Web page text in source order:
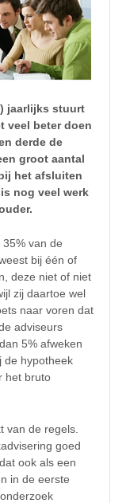
jaarlijks stuurt
veel beter doen
derde de
groot aantal
het afsluiten
nog veel werk
van de
bij één of
deze niet of niet
zij daartoe wel
naar voren dat
adviseurs
5% afweken
de hypotheek
het bruto
van de regels.
goed
ook als een
in de eerste